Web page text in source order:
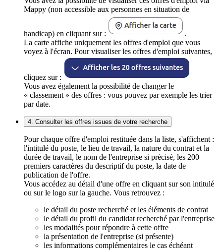
Mappy (non accessible aux personnes en situation de
handicap) en cliquant sur :
.
La carte affiche uniquement les offres d'emploi que vous
voyez à l'écran. Pour visualiser les offres d'emploi suivantes,
cliquez sur :
Vous avez également la possibilité de changer le
« classement » des offres : vous pouvez par exemple les trier
par date.
4. Consulter les offres issues de votre recherche
Pour chaque offre d'emploi restituée dans la liste, s'affichent :
l'intitulé du poste, le lieu de travail, la nature du contrat et la
durée de travail, le nom de l'entreprise si précisé, les 200
premiers caractères du descriptif du poste, la date de
publication de l'offre.
Vous accédez au détail d'une offre en cliquant sur son intitulé
ou sur le logo sur la gauche. Vous retrouvez :
le détail du poste recherché et les éléments de contrat
le détail du profil du candidat recherché par l'entreprise
les modalités pour répondre à cette offre
la présentation de l'entreprise (si présente)
les informations complémentaires le cas échéant